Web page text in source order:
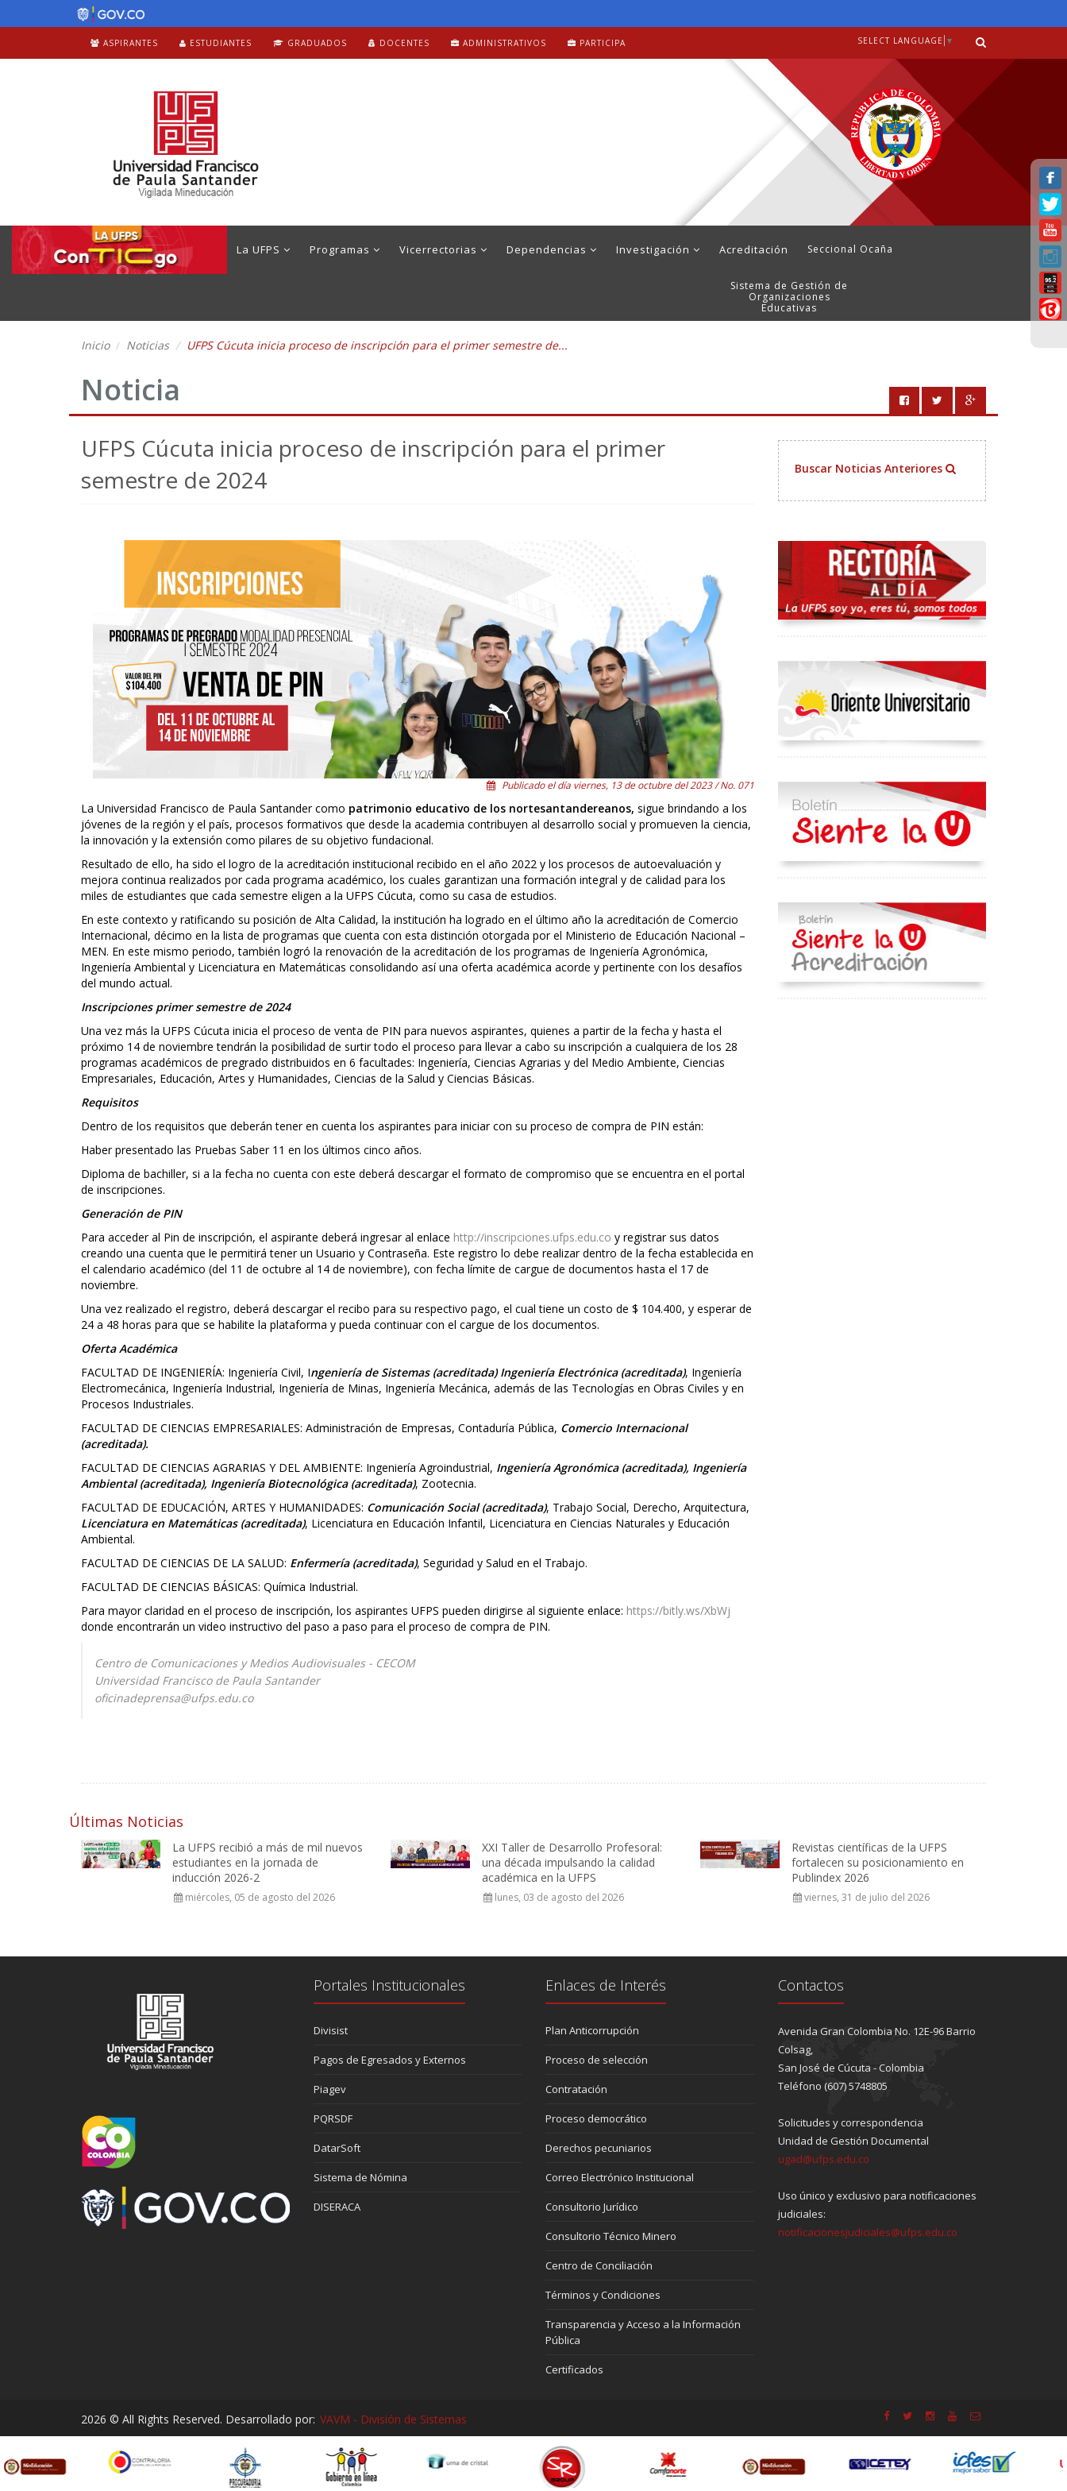
ASPIRANTES ESTUDIANTES GRADUADOS DOCENTES ADMINISTRATIVOS PARTICIPA SELECT LANGUAGE ▼
La UFPS Programas Vicerrectorias Dependencias Investigación Acreditación Seccional Ocaña
Sistema de Gestión de
Organizaciones
Educativas
Inicio Noticias UFPS Cúcuta inicia proceso de inscripción para el primer semestre de...
Noticia
UFPS Cúcuta inicia proceso de inscripción para el primer
semestre de 2024
Publicado el día viernes, 13 de octubre del 2023 / No. 071
La Universidad Francisco de Paula Santander como patrimonio educativo de los nortesantandereanos, sigue brindando a los
jóvenes de la región y el país, procesos formativos que desde la academia contribuyen al desarrollo social y promueven la ciencia,
la innovación y la extensión como pilares de su objetivo fundacional.
Resultado de ello, ha sido el logro de la acreditación institucional recibido en el año 2022 y los procesos de autoevaluación y
mejora continua realizados por cada programa académico, los cuales garantizan una formación integral y de calidad para los
miles de estudiantes que cada semestre eligen a la UFPS Cúcuta, como su casa de estudios.
En este contexto y ratificando su posición de Alta Calidad, la institución ha logrado en el último año la acreditación de Comercio
Internacional, décimo en la lista de programas que cuenta con esta distinción otorgada por el Ministerio de Educación Nacional –
MEN. En este mismo periodo, también logró la renovación de la acreditación de los programas de Ingeniería Agronómica,
Ingeniería Ambiental y Licenciatura en Matemáticas consolidando así una oferta académica acorde y pertinente con los desafíos
del mundo actual.
Inscripciones primer semestre de 2024
Una vez más la UFPS Cúcuta inicia el proceso de venta de PIN para nuevos aspirantes, quienes a partir de la fecha y hasta el
próximo 14 de noviembre tendrán la posibilidad de surtir todo el proceso para llevar a cabo su inscripción a cualquiera de los 28
programas académicos de pregrado distribuidos en 6 facultades: Ingeniería, Ciencias Agrarias y del Medio Ambiente, Ciencias
Empresariales, Educación, Artes y Humanidades, Ciencias de la Salud y Ciencias Básicas.
Requisitos
Dentro de los requisitos que deberán tener en cuenta los aspirantes para iniciar con su proceso de compra de PIN están:
Haber presentado las Pruebas Saber 11 en los últimos cinco años.
Diploma de bachiller, si a la fecha no cuenta con este deberá descargar el formato de compromiso que se encuentra en el portal
de inscripciones.
Generación de PIN
Para acceder al Pin de inscripción, el aspirante deberá ingresar al enlace http://inscripciones.ufps.edu.co y registrar sus datos
creando una cuenta que le permitirá tener un Usuario y Contraseña. Este registro lo debe realizar dentro de la fecha establecida en
el calendario académico (del 11 de octubre al 14 de noviembre), con fecha límite de cargue de documentos hasta el 17 de
noviembre.
Una vez realizado el registro, deberá descargar el recibo para su respectivo pago, el cual tiene un costo de $ 104.400, y esperar de
24 a 48 horas para que se habilite la plataforma y pueda continuar con el cargue de los documentos.
Oferta Académica
FACULTAD DE INGENIERÍA: Ingeniería Civil, Ingeniería de Sistemas (acreditada) Ingeniería Electrónica (acreditada), Ingeniería
Electromecánica, Ingeniería Industrial, Ingeniería de Minas, Ingeniería Mecánica, además de las Tecnologías en Obras Civiles y en
Procesos Industriales.
FACULTAD DE CIENCIAS EMPRESARIALES: Administración de Empresas, Contaduría Pública, Comercio Internacional
(acreditada).
FACULTAD DE CIENCIAS AGRARIAS Y DEL AMBIENTE: Ingeniería Agroindustrial, Ingeniería Agronómica (acreditada), Ingeniería
Ambiental (acreditada), Ingeniería Biotecnológica (acreditada), Zootecnia.
FACULTAD DE EDUCACIÓN, ARTES Y HUMANIDADES: Comunicación Social (acreditada), Trabajo Social, Derecho, Arquitectura,
Licenciatura en Matemáticas (acreditada), Licenciatura en Educación Infantil, Licenciatura en Ciencias Naturales y Educación
Ambiental.
FACULTAD DE CIENCIAS DE LA SALUD: Enfermería (acreditada), Seguridad y Salud en el Trabajo.
FACULTAD DE CIENCIAS BÁSICAS: Química Industrial.
Para mayor claridad en el proceso de inscripción, los aspirantes UFPS pueden dirigirse al siguiente enlace: https://bitly.ws/XbWj
donde encontrarán un video instructivo del paso a paso para el proceso de compra de PIN.
Centro de Comunicaciones y Medios Audiovisuales - CECOM
Universidad Francisco de Paula Santander
oficinadeprensa@ufps.edu.co
Buscar Noticias Anteriores
Últimas Noticias
La UFPS recibió a más de mil nuevos
estudiantes en la jornada de
inducción 2026-2
miércoles, 05 de agosto del 2026
XXI Taller de Desarrollo Profesoral:
una década impulsando la calidad
académica en la UFPS
lunes, 03 de agosto del 2026
Revistas científicas de la UFPS
fortalecen su posicionamiento en
Publindex 2026
viernes, 31 de julio del 2026
Portales Institucionales
Divisist
Pagos de Egresados y Externos
Piagev
PQRSDF
DatarSoft
Sistema de Nómina
DISERACA
Enlaces de Interés
Plan Anticorrupción
Proceso de selección
Contratación
Proceso democrático
Derechos pecuniarios
Correo Electrónico Institucional
Consultorio Jurídico
Consultorio Técnico Minero
Centro de Conciliación
Términos y Condiciones
Transparencia y Acceso a la Información
Pública
Certificados
Contactos
Avenida Gran Colombia No. 12E-96 Barrio
Colsag,
San José de Cúcuta - Colombia
Teléfono (607) 5748805
Solicitudes y correspondencia
Unidad de Gestión Documental
ugad@ufps.edu.co
Uso único y exclusivo para notificaciones
judiciales:
notificacionesjudiciales@ufps.edu.co
2026 © All Rights Reserved. Desarrollado por: VAVM - División de Sistemas